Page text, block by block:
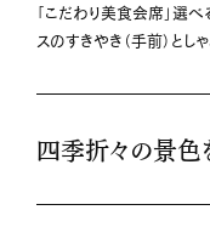
「こだわり美食会席」選
スのすきやき（手前）とし
四季折々の景色